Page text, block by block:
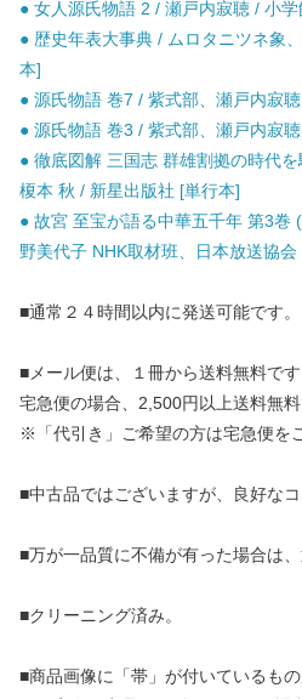
● 女人源氏物語 2 / 瀬戸内寂聴 / 小
● 歴史年表大事典 / ムロタニツネ象
本]
● 源氏物語 巻7 / 紫式部、瀬戸内寂
● 源氏物語 巻3 / 紫式部、瀬戸内寂
● 徹底図解 三国志 群雄割拠の時代
榎本 秋 / 新星出版社 [単行本]
● 故宮 至宝が語る中華五千年 第3巻
野美代子 NHK取材班、日本放送協
■通常２４時間以内に発送可能です。
■メール便は、１冊から送料無料です
宅急便の場合、2,500円以上送料無料
※「代引き」ご希望の方は宅急便を
■中古品ではございますが、良好なコ
■万が一品質に不備が有った場合は、
■クリーニング済み。
■商品画像に「帯」が付いているも